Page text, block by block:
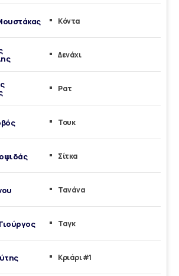
Κόντα
Δενάχι
Ρατ
Τουκ
Σίτκα
Τανάνα
Ταγκ
Κριάρι #1